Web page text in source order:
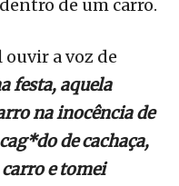
de um carro.
ouvir a voz de
festa, aquela
na inocência de
de cachaça,
e tomei